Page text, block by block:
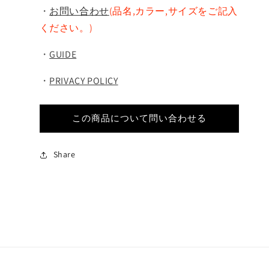
・ お問い合わせ(品名,カラー,サイズをご記入
ください。)
・GUIDE
・ PRIVACY POLICY
この商品について問い合わせる
Share